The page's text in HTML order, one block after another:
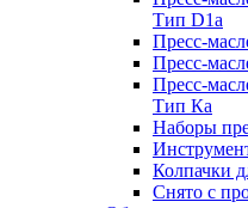
Тип D1a
Пресс-
Пресс-
Пресс-
Тип Кa
Наборы
Колпачки
Снято с